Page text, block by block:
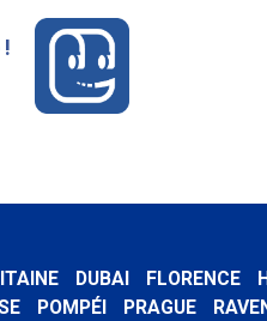
DUBAI FLORENCE
POMPÉI PRAGUE